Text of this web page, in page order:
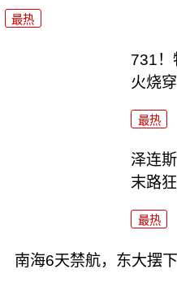
最热
731！
火烧
最热
泽连
末路狂
最热
南海6天禁航，东大摆下